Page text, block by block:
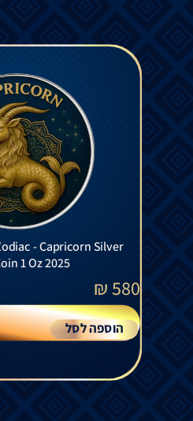
- Capricorn Silver
1 Oz 2025
580
₪
הוספה לסל